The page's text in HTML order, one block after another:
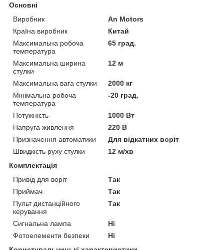
Основні
Виробник
An Motors
Країна виробник
Китай
Максимальна робоча
температура
65 град.
Максимальна ширина
стулки
12 м
Максимальна вага стулки
2000 кг
Мінімальна робоча
температура
-20 град.
Потужність
1000 Вт
Напруга живлення
220 В
Призначення автоматики
Для відкатних воріт
Швидкість руху стулки
12 м/хв
Комплектація
Привід для воріт
Так
Приймач
Так
Пульт дистанційного
керування
Так
Сигнальна лампа
Ні
Фотоелементи безпеки
Ні